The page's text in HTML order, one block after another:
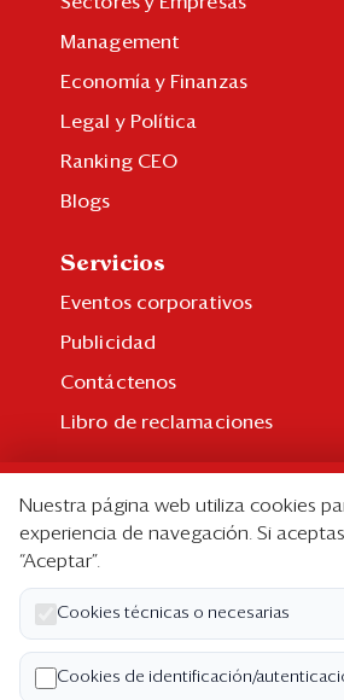
Management
Economía y Finanzas
Legal y Política
Ranking CEO
Blogs
Servicios
Eventos corporativos
Publicidad
Contáctenos
Libro de reclamaciones
Suscripción individual
Paquetes corporativos
Edición Impresa
Nosotros
Nuestra página web utiliza cookies
experiencia de navegación. Si
“Aceptar”.
Cookies técnicas o necesarias
Cookies de identificación/